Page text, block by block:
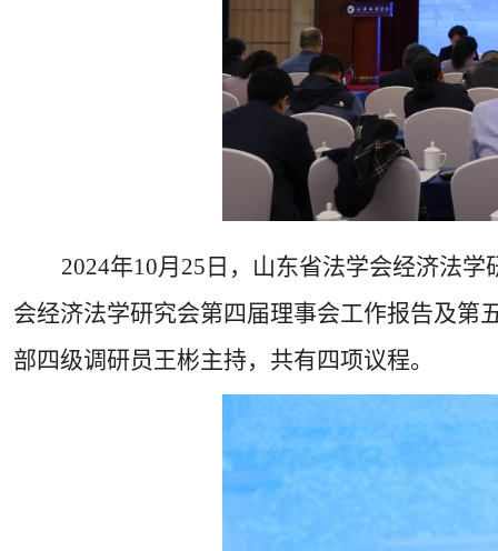
2024年10月25日，山东省法学会经济法
会经济法学研究会第四届理事会工作报告及第
部四级调研员王彬主持，共有四项议程。